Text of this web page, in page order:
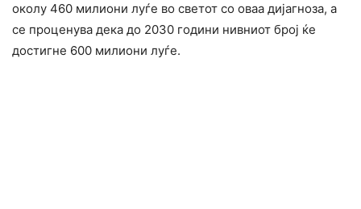
околу 460 милиони луѓе во светот со оваа дијагноза, а
се проценува дека до 2030 години нивниот број ќе
достигне 600 милиони луѓе.